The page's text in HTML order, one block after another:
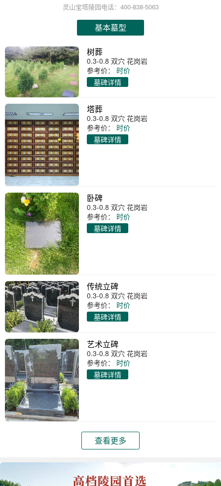
灵山宝塔陵园电话：400-838-5063
基本墓型
树葬
0.3-0.8 双穴 花岗岩
参考价：
时价
墓碑详情
塔葬
0.3-0.8 双穴 花岗岩
参考价：
时价
墓碑详情
卧碑
0.3-0.8 双穴 花岗岩
参考价：
时价
墓碑详情
传统立碑
0.3-0.8 双穴 花岗岩
参考价：
时价
墓碑详情
艺术立碑
0.3-0.8 双穴 花岗岩
参考价：
时价
墓碑详情
查看更多